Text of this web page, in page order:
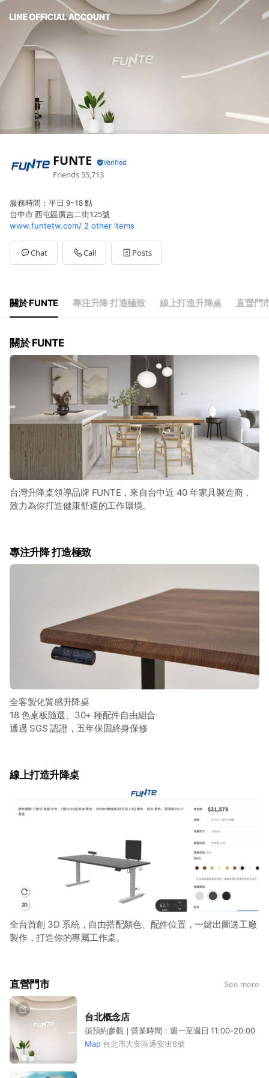
FUNTE
Friends 55,713
服務時間：平日 9~18 點
台中市 西屯區廣吉二街125號
www.funtetw.com/ 2 other items
Chat Call Posts
關於 FUNTE 專注升降 打造極致 線上打造升降桌 直營門
關於 FUNTE
台灣升降桌領導品牌 FUNTE，來自台中近 40 年家具製造商，
致力為你打造健康舒適的工作環境。
專注升降 打造極致
全客製化質感升降桌
18 色桌板隨選、30+ 種配件自由組合
通過 SGS 認證，五年保固終身保修
線上打造升降桌
全台首創 3D 系統，自由搭配顏色、配件位置，一鍵出圖送工廠
製作，打造你的專屬工作桌。
直營門市 See more
台北概念店
須預約參觀｜營業時間：週一至週日 11:00-20:00
Map 台北市大安區通安街8號